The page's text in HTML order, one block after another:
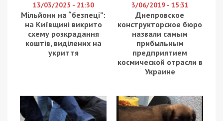
13/03/2025 - 21:30
Мільйони на “безпеці”:
на Київщині викрито
схему розкрадання
коштів, виділених на
укриття
3/06/2019 - 15:31
Днепровское
конструкторское бюро
назвали самым
прибыльным
предприятием
космической отрасли в
Украине